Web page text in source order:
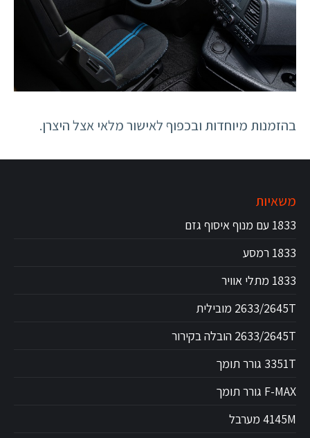
בהזמנות מיוחדות ובכפוף לאישור מלאי אצל היצרן.
משאיות
1833 עם מנוף איסוף גזם
1833 רמסע
1833 מתלי אוויר
2633/2645T מובילית
2633/2645T הובלה בקירור
3351T גורר תומך
F-MAX גורר תומך
4145M מערבל